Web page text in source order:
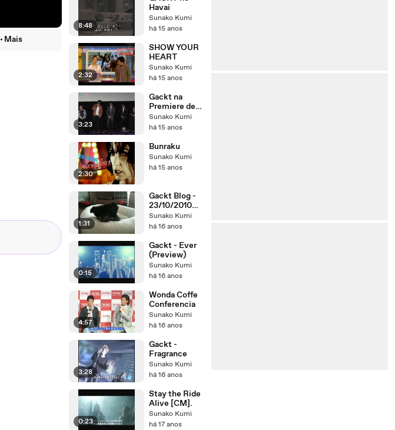
Mais
8:48
Havai
Sunako Kumi
há 15 anos
2:32
SHOW YOUR
HEART
Sunako Kumi
há 15 anos
3:23
Gackt na
Premiere de
Supernatural
Sunako Kumi
há 15 anos
2:30
Bunraku
Sunako Kumi
há 15 anos
1:31
Gackt Blog -
23/10/2010
(12:01)
Sunako Kumi
há 16 anos
0:15
Gackt - Ever
(Preview)
Sunako Kumi
há 16 anos
4:57
Wonda Coffe
Conferencia
Sunako Kumi
há 16 anos
3:28
Gackt -
Fragrance
Sunako Kumi
há 16 anos
0:23
Stay the Ride
Alive [CM].
Sunako Kumi
há 17 anos